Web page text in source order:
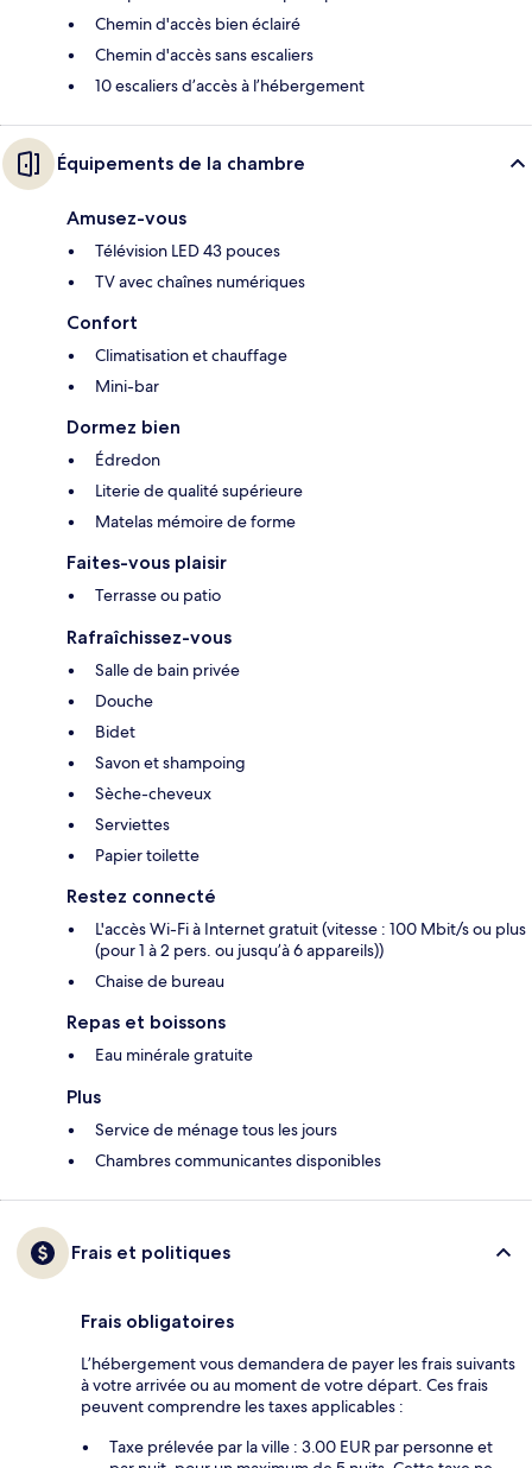
Chemin d'accès bien éclairé
Chemin d'accès sans escaliers
10 escaliers d’accès à l’hébergement
Équipements de la chambre
Amusez-vous
Télévision LED 43 pouces
TV avec chaînes numériques
Confort
Climatisation et chauffage
Mini-bar
Dormez bien
Édredon
Literie de qualité supérieure
Matelas mémoire de forme
Faites-vous plaisir
Terrasse ou patio
Rafraîchissez-vous
Salle de bain privée
Douche
Bidet
Savon et shampoing
Sèche-cheveux
Serviettes
Papier toilette
Restez connecté
L'accès Wi-Fi à Internet gratuit (vitesse : 100 Mbit/s ou plus
(pour 1 à 2 pers. ou jusqu’à 6 appareils))
Chaise de bureau
Repas et boissons
Eau minérale gratuite
Plus
Service de ménage tous les jours
Chambres communicantes disponibles
Frais et politiques
Frais obligatoires
L’hébergement vous demandera de payer les frais suivants
à votre arrivée ou au moment de votre départ. Ces frais
peuvent comprendre les taxes applicables :
Taxe prélevée par la ville : 3.00 EUR par personne et